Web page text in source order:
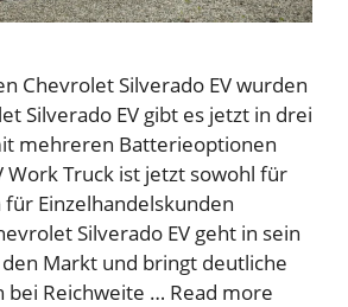
Chevrolet Silverado EV wurden
Silverado EV gibt es jetzt in drei
mehreren Batterieoptionen
Work Truck ist jetzt sowohl für
für Einzelhandelskunden
Silverado EV geht in sein
Markt und bringt deutliche
bei Reichweite … Read more